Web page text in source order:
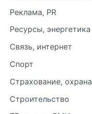
Реклама, PR
Ресурсы, энергетика
Связь, интернет
Спорт
Страхование, охрана
Строительство